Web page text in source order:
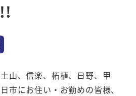
ー
山、信楽、柘植、日野、甲
市にお住い・お勤めの皆様、